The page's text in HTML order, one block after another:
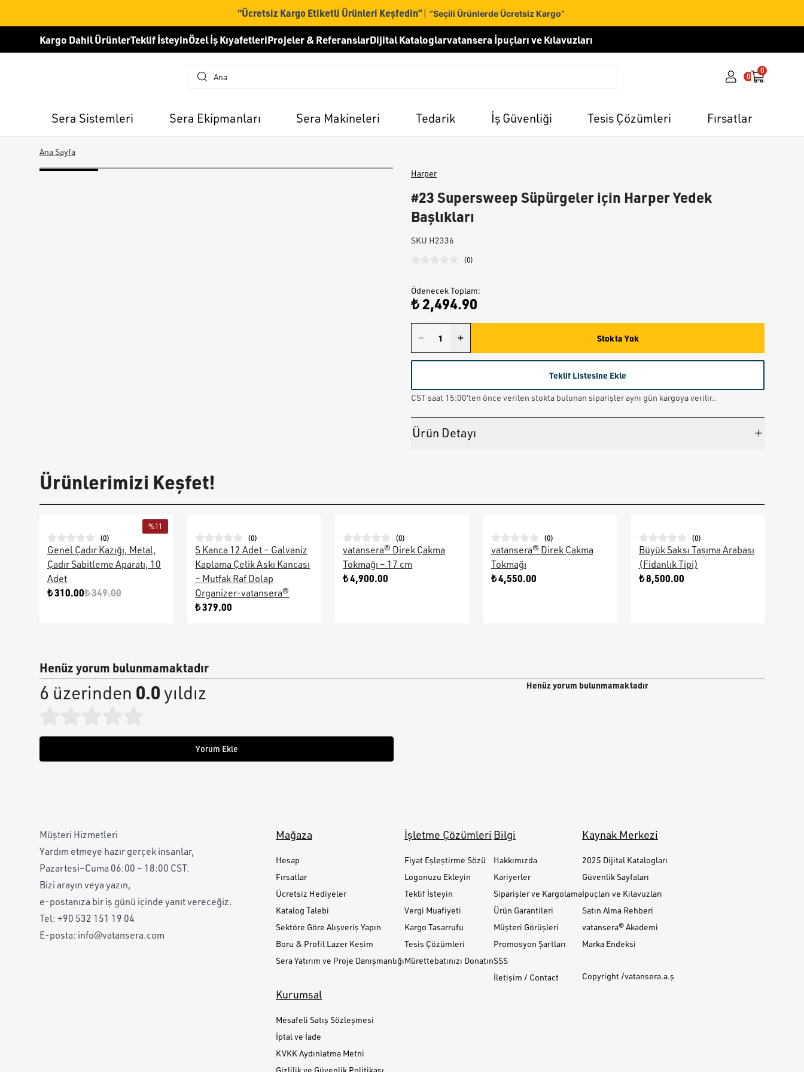
“Ücretsiz Kargo Etiketli Ürünleri Keşfedin”| “Seçili Ürünlerde Ücretsiz Kargo”
Kargo Dahil ÜrünlerTeklif İsteyinÖzel İş KıyafetleriProjeler & ReferanslarDijital Kataloglarvatansera İpuçları ve Kılavuzları
0
0
Sera Sistemleri Sera Ekipmanları Sera Makineleri Tedarik İş Güvenliği Tesis Çözümleri Fırsatlar
Ana Sayfa
Harper
#23 Supersweep Süpürgeler için Harper Yedek
Başlıkları
SKU H2336
(0)
Ödenecek Toplam:
₺ 2,494.90
Stokta Yok
Teklif Listesine Ekle
CST saat 15:00'ten önce verilen stokta bulunan siparişler aynı gün kargoya verilir..
Ürün Detayı
Ürünlerimizi Keşfet!
%11
(0)
Genel Çadır Kazığı, Metal,
Çadır Sabitleme Aparatı, 10
Adet
₺ 310.00₺ 349.00
(0)
S Kanca 12 Adet – Galvaniz
Kaplama Çelik Askı Kancası
– Mutfak Raf Dolap
Organizer-vatansera®
₺ 379.00
(0)
vatansera® Direk Çakma
Tokmağı – 17 cm
₺ 4,900.00
(0)
vatansera® Direk Çakma
Tokmağı
₺ 4,550.00
(0)
Büyük Saksı Taşıma Arabası
(Fidanlık Tipi)
₺ 8,500.00
Henüz yorum bulunmamaktadır
6 üzerinden 0.0yıldız
Yorum Ekle
Henüz yorum bulunmamaktadır
Müşteri Hizmetleri
Yardım etmeye hazır gerçek insanlar,
Pazartesi–Cuma 06:00 – 18:00 CST.
Bizi arayın veya yazın,
e-postanıza bir iş günü içinde yanıt vereceğiz.
Tel: +90 532 151 19 04
E-posta: info@vatansera.com
Mağaza
Hesap
Fırsatlar
Ücretsiz Hediyeler
Katalog Talebi
Sektöre Göre Alışveriş Yapın
Boru & Profil Lazer Kesim
Sera Yatırım ve Proje Danışmanlığı
İşletme Çözümleri
Fiyat Eşleştirme Sözü
Logonuzu Ekleyin
Teklif İsteyin
Vergi Muafiyeti
Kargo Tasarrufu
Tesis Çözümleri
Mürettebatınızı Donatın
Bilgi
Hakkımızda
Kariyerler
Siparişler ve Kargolama
Ürün Garantileri
Müşteri Görüşleri
Promosyon Şartları
SSS
İletişim / Contact
Kaynak Merkezi
2025 Dijital Katalogları
Güvenlik Sayfaları
İpuçları ve Kılavuzları
Satın Alma Rehberi
vatansera® Akademi
Marka Endeksi
Copyright /vatansera.a.ş
Kurumsal
Mesafeli Satış Sözleşmesi
İptal ve İade
KVKK Aydınlatma Metni
Gizlilik ve Güvenlik Politikası